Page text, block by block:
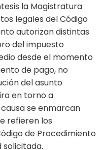
la Magistratura
legales del Código
autorizan distintas
del impuesto
desde el momento
de pago, no
del asunto
en torno a
se enmarcan
refieren los
de Procedimiento
solicitada.